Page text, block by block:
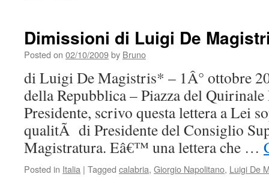
Dimissioni di Luigi De
Posted on 02/10/2009by Bruno
di Luigi De Magistris* – 1Â° ottobre
della Repubblica – Piazza del
Presidente, scrivo questa lettera a Lei
qualitÃ di Presidente del Consiglio
Magistratura. Eâ€™ una lettera che …
Posted in Italia | Tagged calabria, Giorgio Napolitano, Luigi De